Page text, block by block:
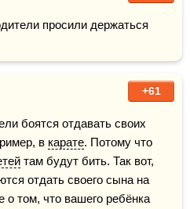
просили держаться
+61
боятся отдавать своих
в карате. Потому что
там будут бить. Так вот,
отдать своего сына на
том, что вашего ребёнка